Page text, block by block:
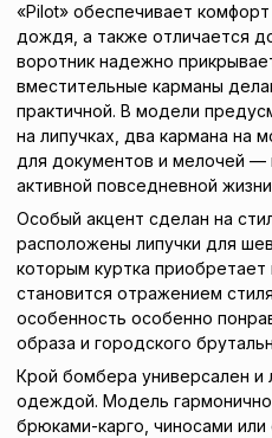
«Pilot» обеспечивает
дождя, а также отличается
воротник надежно
вместительные карманы
практичной. В модели
на липучках, два кармана на
для документов и мелочей —
активной повседневной
Особый акцент сделан на
расположены липучки для
которым куртка
становится отражением
особенность особенно
образа и городского
Крой бомбера универсален и
одеждой. Модель
брюками-карго, чиносами